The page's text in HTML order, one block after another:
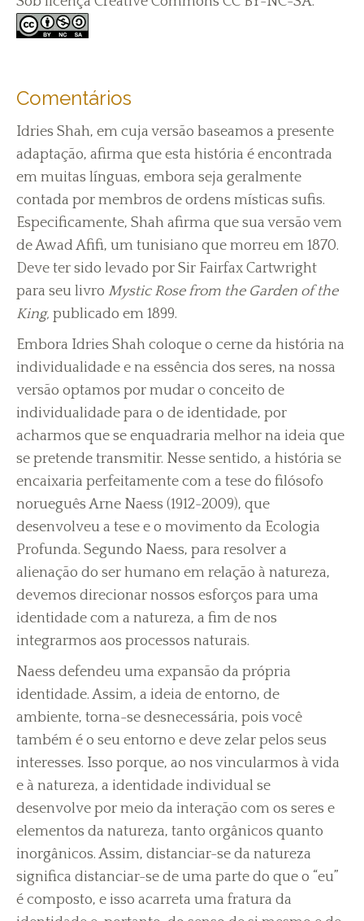
Comentários
Idries Shah, em cuja versão baseamos a presente
adaptação, afirma que esta história é encontrada
em muitas línguas, embora seja geralmente
contada por membros de ordens místicas sufis.
Especificamente, Shah afirma que sua versão vem
de Awad Afifi, um tunisiano que morreu em 1870.
Deve ter sido levado por Sir Fairfax Cartwright
para seu livro Mystic Rose from the Garden of the
King, publicado em 1899.
Embora Idries Shah coloque o cerne da história na
individualidade e na essência dos seres, na nossa
versão optamos por mudar o conceito de
individualidade para o de identidade, por
acharmos que se enquadraria melhor na ideia que
se pretende transmitir. Nesse sentido, a história se
encaixaria perfeitamente com a tese do filósofo
norueguês Arne Naess (1912-2009), que
desenvolveu a tese e o movimento da Ecologia
Profunda. Segundo Naess, para resolver a
alienação do ser humano em relação à natureza,
devemos direcionar nossos esforços para uma
identidade com a natureza, a fim de nos
integrarmos aos processos naturais.
Naess defendeu uma expansão da própria
identidade. Assim, a ideia de entorno, de
ambiente, torna-se desnecessária, pois você
também é o seu entorno e deve zelar pelos seus
interesses. Isso porque, ao nos vincularmos à vida
e à natureza, a identidade individual se
desenvolve por meio da interação com os seres e
elementos da natureza, tanto orgânicos quanto
inorgânicos. Assim, distanciar-se da natureza
significa distanciar-se de uma parte do que o “eu”
é composto, e isso acarreta uma fratura da